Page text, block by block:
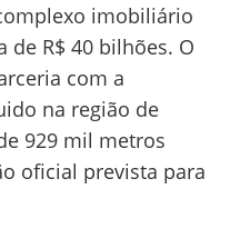
imobiliário
de R$ 40 bilhões. O
com a
na região de
929 mil metros
oficial prevista para